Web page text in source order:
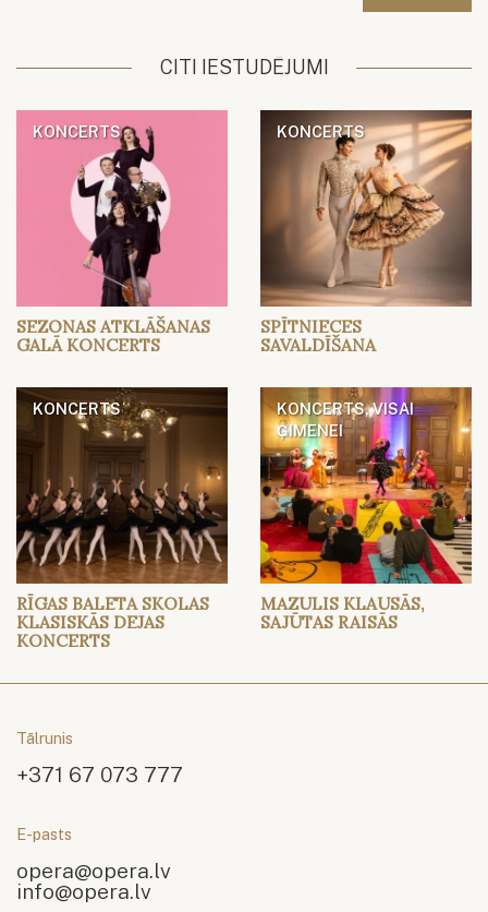
CITI IESTUDĒJUMI
KONCERTS
SEZONAS ATKLĀŠANAS
GALĀ KONCERTS
KONCERTS
SPĪTNIECES
SAVALDĪŠANA
KONCERTS
RĪGAS BALETA SKOLAS
KLASISKĀS DEJAS
KONCERTS
KONCERTS, VISAI
ĢIMENEI
MAZULIS KLAUSĀS,
SAJŪTAS RAISĀS
Tālrunis
+371 67 073 777
E-pasts
opera@opera.lv
info@opera.lv